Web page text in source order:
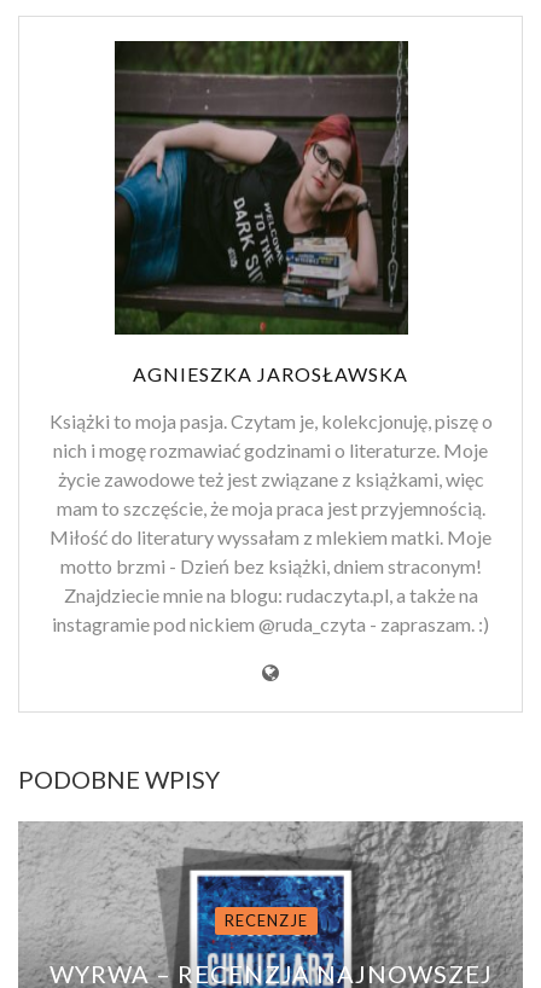
AGNIESZKA JAROSŁAWSKA
Książki to moja pasja. Czytam je, kolekcjonuję, piszę o
nich i mogę rozmawiać godzinami o literaturze. Moje
życie zawodowe też jest związane z książkami, więc
mam to szczęście, że moja praca jest przyjemnością.
Miłość do literatury wyssałam z mlekiem matki. Moje
motto brzmi - Dzień bez książki, dniem straconym!
Znajdziecie mnie na blogu: rudaczyta.pl, a także na
instagramie pod nickiem @ruda_czyta - zapraszam. :)
PODOBNE WPISY
RECENZJE
WYRWA – RECENZJA NAJNOWSZEJ